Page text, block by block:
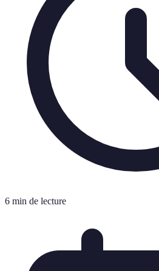
6 min de lecture